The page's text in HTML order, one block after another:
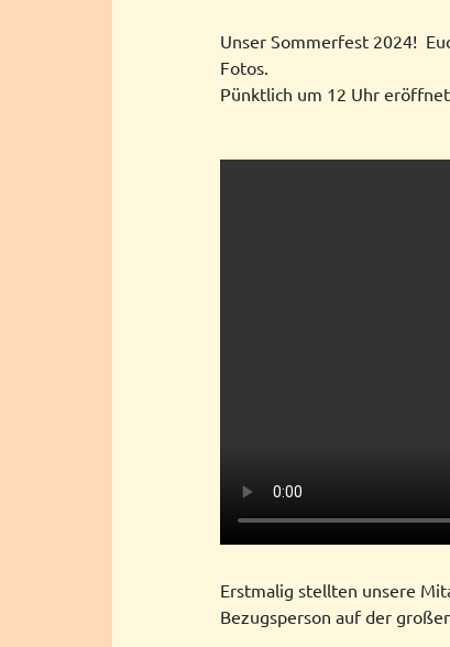
Unser Sommerfest 2024!
Fotos.
Pünktlich um 12 Uhr
Erstmalig stellten unsere
Bezugsperson auf der